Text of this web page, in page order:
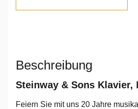
Beschreibung
Steinway & Sons Klavier,
Feiern Sie mit uns 20 Jahre